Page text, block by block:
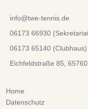
info@twe-tennis.de
06173 66930
06173 65140 (Clubhaus)
Eichfeldstraße 85,
Home
Datenschutz